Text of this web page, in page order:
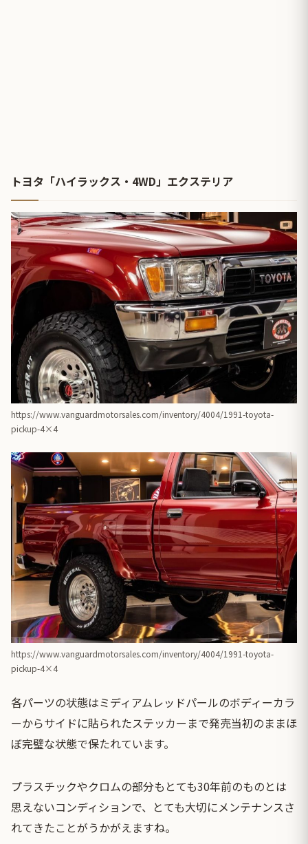
トヨタ「ハイラックス・4WD」エクステリア
https://www.vanguardmotorsales.com/inventory/4004/1991-toyota-
pickup-4×4
https://www.vanguardmotorsales.com/inventory/4004/1991-toyota-
pickup-4×4
各パーツの状態はミディアムレッドパールのボディーカラ
ーからサイドに貼られたステッカーまで発売当初のままほ
ぼ完璧な状態で保たれています。
プラスチックやクロムの部分もとても30年前のものとは
思えないコンディションで、とても大切にメンテナンスさ
れてきたことがうかがえますね。